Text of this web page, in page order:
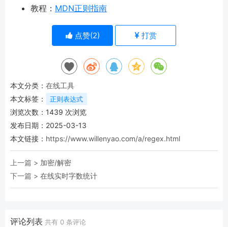
教程： MDN正则指南
点赞(2) 打赏
本文分类： 在线工具
本文标签：
正则表达式
浏览次数： 1439 次浏览
发布日期：2025-03-13
本文链接： https://www.willenyao.com/a/regex.html
上一篇 > 加密/解密
下一篇 > 在线实时字数统计
评论列表 共有 0 条评论